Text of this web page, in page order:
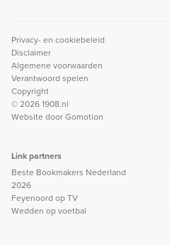
Privacy- en cookiebeleid
Disclaimer
Algemene voorwaarden
Verantwoord spelen
Copyright
© 2026 1908.nl
Website doorGomotion
Link partners
Beste Bookmakers Nederland
2026
Feyenoord op TV
Wedden op voetbal